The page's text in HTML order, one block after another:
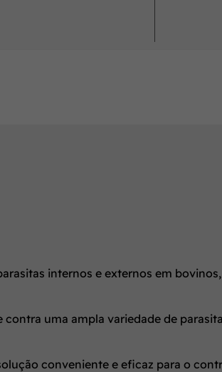
internos e externos em
uma ampla variedade de
conveniente e eficaz para o